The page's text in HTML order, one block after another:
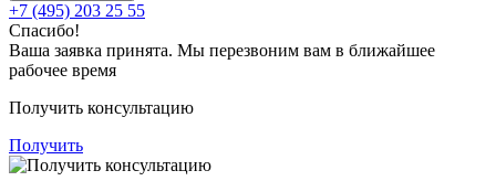
+7 (495) 203 25 55
Спасибо!
Ваша заявка принята. Мы перезвоним вам в ближайшее
рабочее время
Получить консультацию
Получить